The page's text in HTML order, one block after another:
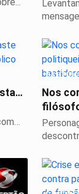
Nos
ecoar...